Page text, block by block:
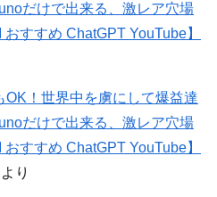
だけで出来る、激レア穴場
すすめ ChatGPT YouTube】
OK！世界中を虜にして爆益達
だけで出来る、激レア穴場
すすめ ChatGPT YouTube】
より